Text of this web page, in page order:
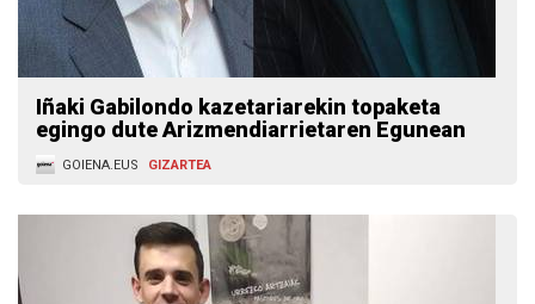
Iñaki Gabilondo kazetariarekin topaketa
egingo dute Arizmendiarrietaren Egunean
GOIENA.EUS GIZARTEA